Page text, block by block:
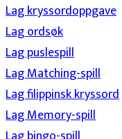
Lag kryssordoppgave
Lag ordsøk
Lag puslespill
Lag Matching-spill
Lag filippinsk kryssord
Lag Memory-spill